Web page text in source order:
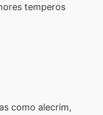
temperos
como alecrim,